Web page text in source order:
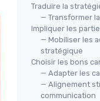
Traduire la
— Transformer
Impliquer les
— Mobiliser les
stratégique
Choisir les bons
— Adapter les
— Alignement
communication